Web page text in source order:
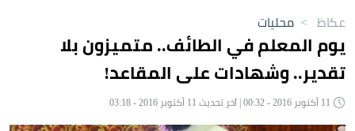
عكاظ > محليات
يوم المعلم في الطائف.. متميزون بلا
تقدير.. وشهادات على المقاعد!